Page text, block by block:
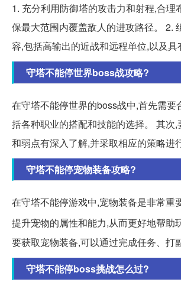
1. 充分利用防御塔的攻击力和射程,合理
保最大范围内覆盖敌人的进攻路径。 2.
容,包括高输出的近战和远程单位,以及具
守塔不能停世界boss战攻略?
在守塔不能停世界的boss战中,首先需要
括各种职业的搭配和技能的选择。 其次
和弱点有深入了解,并采取相应的策略进
守塔不能停宠物装备攻略?
在守塔不能停游戏中,宠物装备是非常重
提升宠物的属性和能力,从而更好地帮助
要获取宠物装备,可以通过完成任务、打
守塔不能停boss挑战怎么过?